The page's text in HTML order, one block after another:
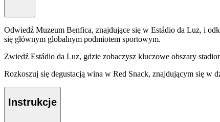
Odwiedź Muzeum Benfica, znajdujące się w Estádio da Luz, i
się głównym globalnym podmiotem sportowym.
Zwiedź Estádio da Luz, gdzie zobaczysz kluczowe obszary
Rozkoszuj się degustacją wina w Red Snack, znajdującym się w
Instrukcje